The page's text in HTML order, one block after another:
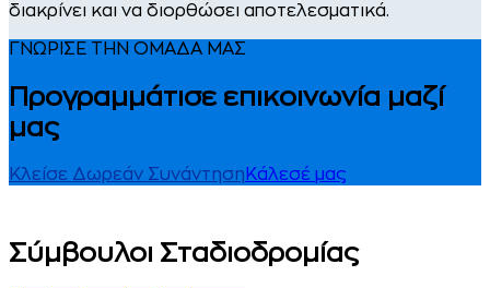
διακρίνει και να διορθώσει αποτελεσματικά.
ΓΝΩΡΙΣΕ ΤΗΝ ΟΜΑΔΑ ΜΑΣ
Προγραμμάτισε επικοινωνία μαζί
μας
Κλείσε Δωρεάν Συνάντηση Κάλεσέ μας
Σύμβουλοι Σταδιοδρομίας